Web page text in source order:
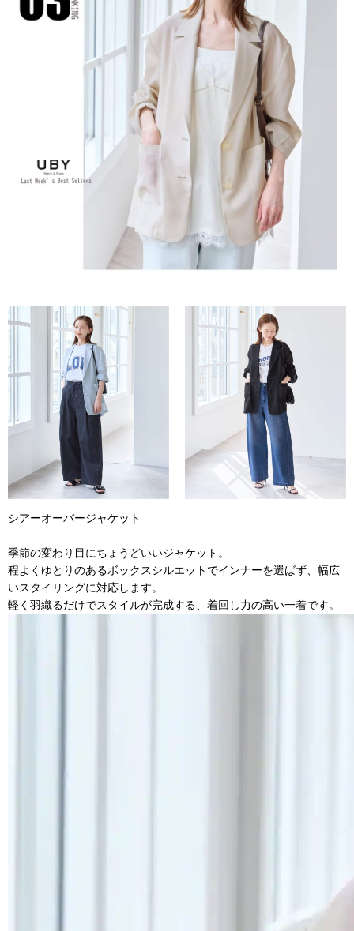
シアーオーバージャケット
季節の変わり目にちょうどいいジャケット。
程よくゆとりのあるボックスシルエットでインナーを選ばず、幅広
いスタイリングに対応します。
軽く羽織るだけでスタイルが完成する、着回し力の高い一着です。